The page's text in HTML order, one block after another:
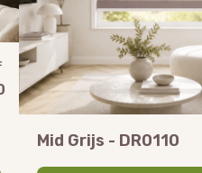
Mid Grijs - DR0110